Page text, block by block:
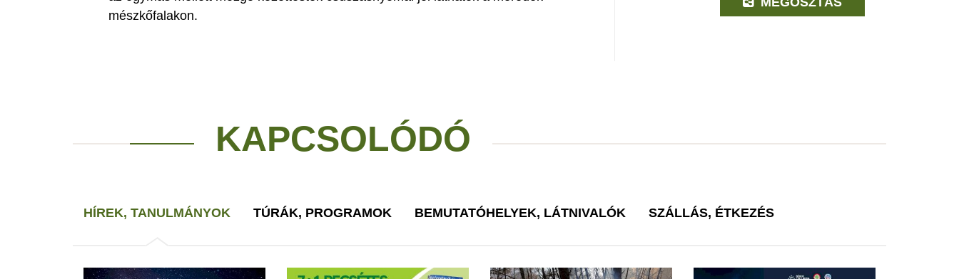
mészkőfalakon.
KAPCSOLÓDÓ
HÍREK, TANULMÁNYOK TÚRÁK, PROGRAMOK BEMUTATÓHELYEK, LÁTNIVALÓK SZÁLLÁS, ÉTKEZÉS